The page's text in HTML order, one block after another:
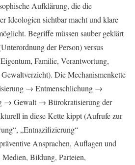
Aufklärung, die die
Ideologien sichtbar macht und klare
Begriffe müssen sauber geklärt
der Person) versus
Familie, Verantwortung,
Die Mechanismenkette
→ Entmenschlichung →
→ Gewalt → Bürokratisierung der
in diese Kette kippt (Aufrufe zur
„Entnazifizierung“
Ansprachen, Auflagen und
Medien, Bildung, Parteien,